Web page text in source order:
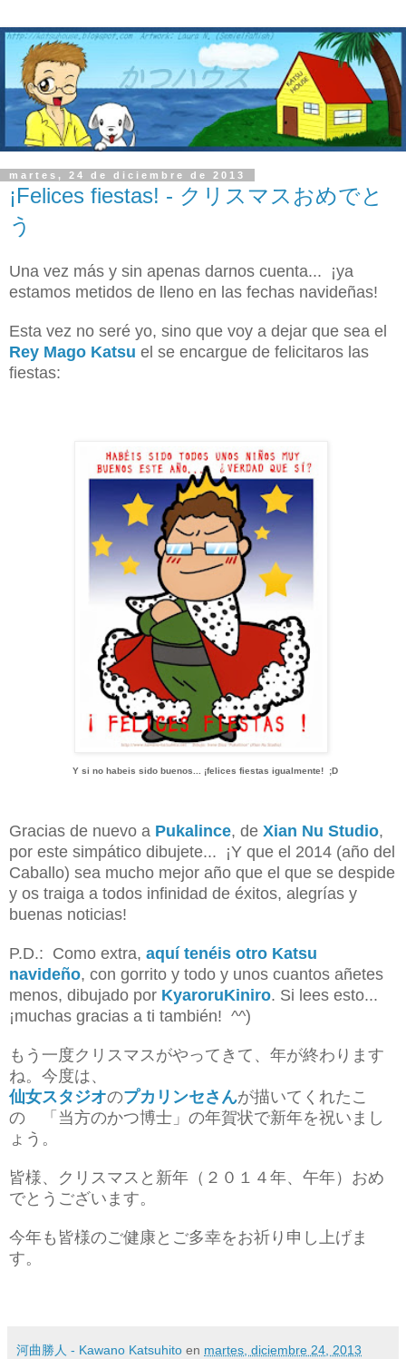
martes, 24 de diciembre de 2013
¡Felices fiestas! - クリスマスおめでと
う
Una vez más y sin apenas darnos cuenta... ¡ya
estamos metidos de lleno en las fechas navideñas!
Esta vez no seré yo, sino que voy a dejar que sea el
Rey Mago Katsu el se encargue de felicitaros las
fiestas:
Y si no habeis sido buenos... ¡felices fiestas igualmente! ;D
Gracias de nuevo a Pukalince, de Xian Nu Studio,
por este simpático dibujete... ¡Y que el 2014 (año del
Caballo) sea mucho mejor año que el que se despide
y os traiga a todos infinidad de éxitos, alegrías y
buenas noticias!
P.D.: Como extra, aquí tenéis otro Katsu
navideño, con gorrito y todo y unos cuantos añetes
menos, dibujado por KyaroruKiniro. Si lees esto...
¡muchas gracias a ti también! ^^)
もう一度クリスマスがやってきて、年が終わります
ね。今度は、
仙女スタジオのプカリンセさんが描いてくれたこ
の 「当方のかつ博士」の年賀状で新年を祝いまし
ょう。
皆様、クリスマスと新年（２０１４年、午年）おめ
でとうございます。
今年も皆様のご健康とご多幸をお祈り申し上げま
す。
河曲勝人 - Kawano Katsuhito en martes, diciembre 24, 2013